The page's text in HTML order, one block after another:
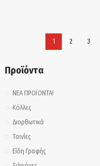
1 2 3
Προϊόντα
ΝΕΑ ΠΡΟΪΟΝΤΑ!
Κόλλες
Διορθωτικά
Ταινίες
Είδη Γραφής